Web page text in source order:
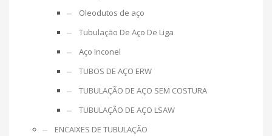
Oleodutos de aço
Tubulação De Aço De Liga
Aço Inconel
TUBOS DE AÇO ERW
TUBULAÇÃO DE AÇO SEM COSTURA
TUBULAÇÃO DE AÇO LSAW
ENCAIXES DE TUBULAÇÃO